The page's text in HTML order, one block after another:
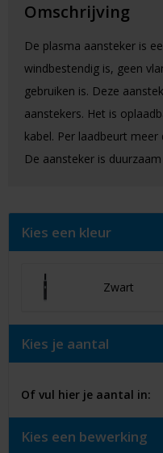
Omschrijving
De plasma aansteker is
windbestendig is, geen
gebruiken is. Deze
aanstekers. Het is
kabel. Per laadbeurt
De aansteker is
Kies een kleur
Zwart
Kies je aantal
Of vul hier je aantal in:
Kies een bewerking